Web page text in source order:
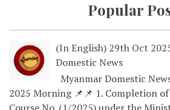
Popular
(In English) 29th Oct
Domestic News
Myanmar Domestic
2025 Morning 📌📌 1. Completion